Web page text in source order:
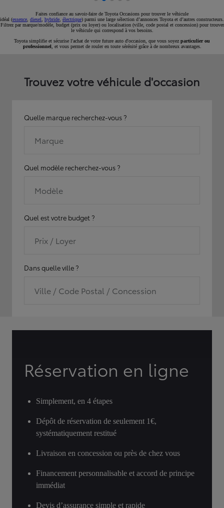
Faites confiance au savoir-faire de Toyota Occasions pour trouver le véhicule
idéal (essence diesel hybride électrique) parmi une large sélection d’annonces Toyota et d’autres constructeurs.
Filtrez par marque/modèle, budget (prix ou loyer) ou localisation (ville, code postal et concession) pour trouver
le véhicule qui correspond à vos besoins.
Toyota simplifie et sécurise l'achat de votre future auto d'occasion, que vous soyez particulier ou
professionnel , et vous permet de rouler en toute sérénité grâce à de nombreux avantages.
Trouvez votre véhicule d'occasion
Quelle marque recherchez-vous ?
Marque
Quel modèle recherchez-vous ?
Modèle
Quel est votre budget ?
Prix / Loyer
Dans quelle ville ?
Ville / Code Postal / Concession
Réservation en ligne
Simplement, en 4 étapes
Dépôt de réservation de seulement 1€,
systématiquement restitué
Livraison en concession ou près de chez vous
Financement personnalisable et accord de principe
immédiat
Devis d’assurance simple et rapide